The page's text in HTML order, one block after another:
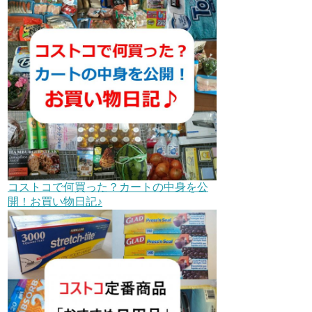
コストコで何買った？カートの中身を公
開！お買い物日記♪